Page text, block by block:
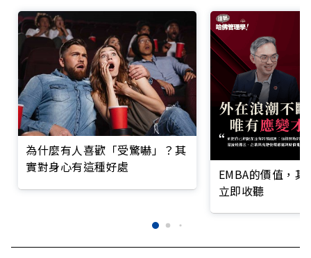
為什麼有人喜歡「受驚嚇」？其
實對身心有這種好處
EMBA的價值，
立即收聽